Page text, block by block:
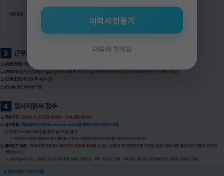
이력서 만들기
다음에 할게요